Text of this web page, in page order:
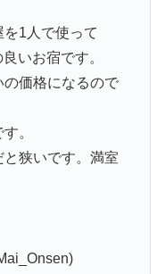
1人で使って
いお宿です。
の価格になるので
。
狭いです。満室